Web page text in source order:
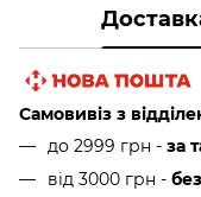
Самовивіз з
до 2999 грн - за
від 3000 грн -